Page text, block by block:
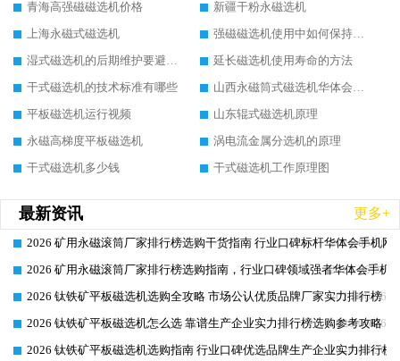
青海高强磁磁选机价格
新疆干粉永磁选机
上海永磁式磁选机
强磁磁选机使用中如何保持其顺畅运行
湿式磁选机的后期维护要避开哪些坑
延长磁选机使用寿命的方法
干式磁选机的技术标准有哪些
山西永磁筒式磁选机华体会手机网页版-华体会(中国)
平板磁选机运行视频
山东辊式磁选机原理
永磁高梯度平板磁选机
涡电流金属分选机的原理
干式磁选机多少钱
干式磁选机工作原理图
最新资讯 更多+
2026-06-26
2026 矿用永磁滚筒厂家排行榜选购干货指南 行业口碑标杆华体会手机网
2026-06-26
2026 矿用永磁滚筒厂家排行榜选购指南，行业口碑领域强者华体会手机
2026-06-26
2026 钛铁矿平板磁选机选购全攻略 市场公认优质品牌厂家实力排行榜
2026-06-26
2026 钛铁矿平板磁选机怎么选 靠谱生产企业实力排行榜选购参考攻略
2026-06-26
2026 钛铁矿平板磁选机选购指南 行业口碑优选品牌生产企业实力排行榜